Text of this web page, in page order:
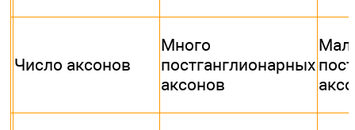
Число аксонов
Много
постганглионарных
аксонов